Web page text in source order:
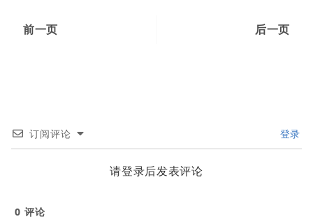
前一页 后一页
订阅评论 登录
请登录后发表评论
0 评论